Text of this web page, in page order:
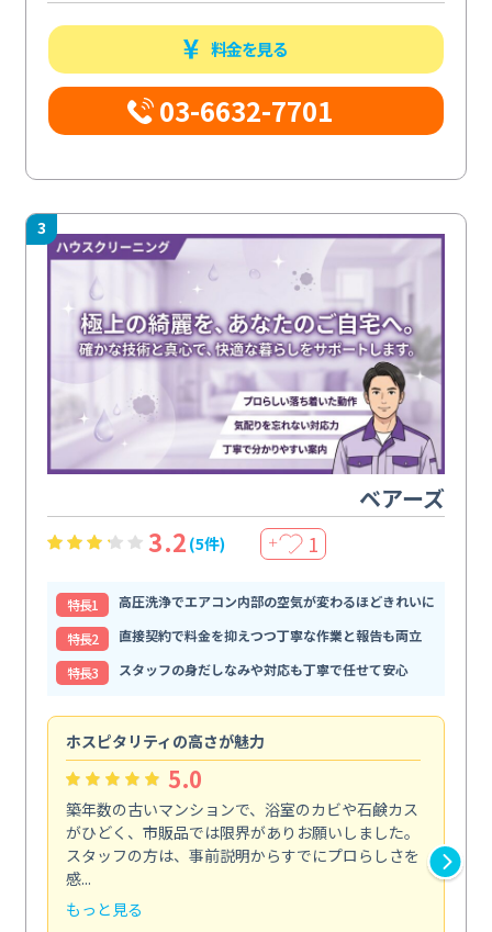
料金を見る
03-6632-7701
3
ベアーズ
3.2 (5件) ＋ 1
特⻑1
高圧洗浄でエアコン内部の空気が変わるほどきれいに
特⻑2
直接契約で料金を抑えつつ丁寧な作業と報告も両立
特⻑3
スタッフの身だしなみや対応も丁寧で任せて安心
ホスピタリティの高さが魅力
5.0
築年数の古いマンションで、浴室のカビや石鹸カス
がひどく、市販品では限界がありお願いしました。
スタッフの方は、事前説明からすでにプロらしさを
感...
もっと見る